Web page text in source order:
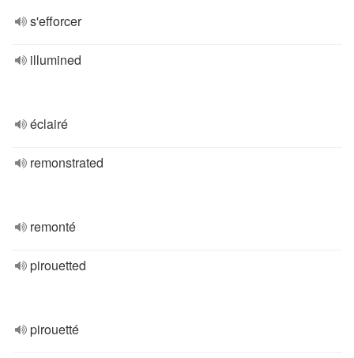
s'efforcer
illumined
éclairé
remonstrated
remonté
pirouetted
pirouetté